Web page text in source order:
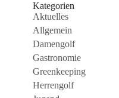
Kategorien
Aktuelles
Allgemein
Damengolf
Gastronomie
Greenkeeping
Herrengolf